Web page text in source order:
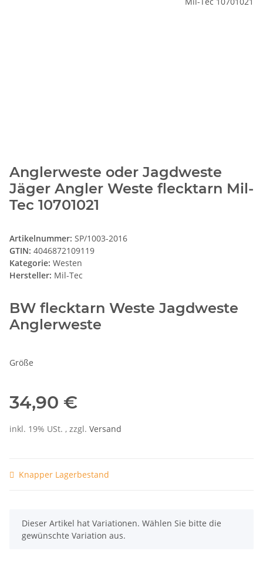
Anglerweste oder Jagdweste
Jäger Angler Weste flecktarn Mil-
Tec 10701021
Artikelnummer: SP/1003-2016
GTIN: 4046872109119
Kategorie: Westen
Hersteller: Mil-Tec
BW flecktarn Weste Jagdweste
Anglerweste
Größe
34,90 €
inkl. 19% USt. , zzgl. Versand
Knapper Lagerbestand
x
Dieser Artikel hat Variationen. Wählen Sie bitte die
gewünschte Variation aus.